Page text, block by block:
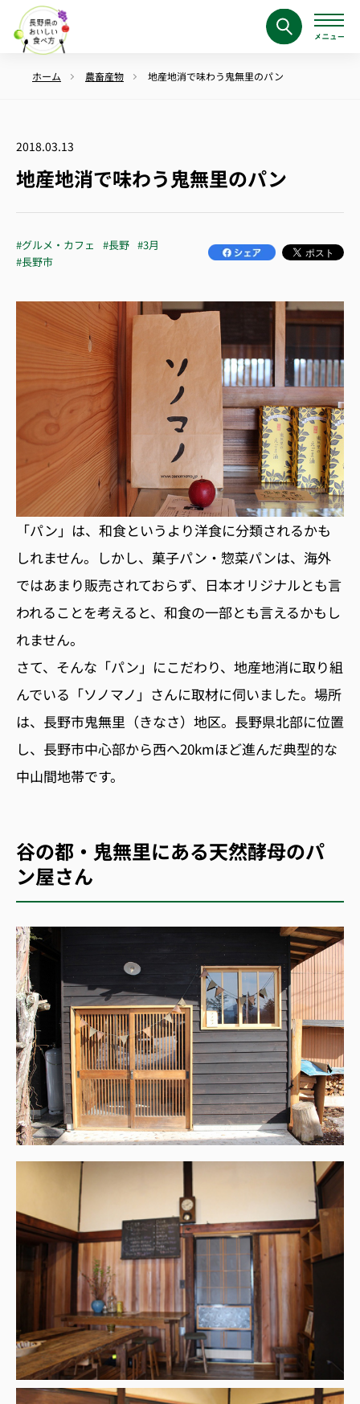
ホーム 農畜産物 地産地消で味わう鬼無里のパン
2018.03.13
地産地消で味わう鬼無里のパン
#グルメ・カフェ #長野 #3月
#長野市
「パン」は、和食というより洋食に分類されるかも
しれません。しかし、菓子パン・惣菜パンは、海外
ではあまり販売されておらず、日本オリジナルとも言
われることを考えると、和食の一部とも言えるかもし
れません。
さて、そんな「パン」にこだわり、地産地消に取り組
んでいる「ソノマノ」さんに取材に伺いました。場所
は、長野市鬼無里（きなさ）地区。長野県北部に位置
し、長野市中心部から西へ20kmほど進んだ典型的な
中山間地帯です。
谷の都・鬼無里にある天然酵母のパ
ン屋さん